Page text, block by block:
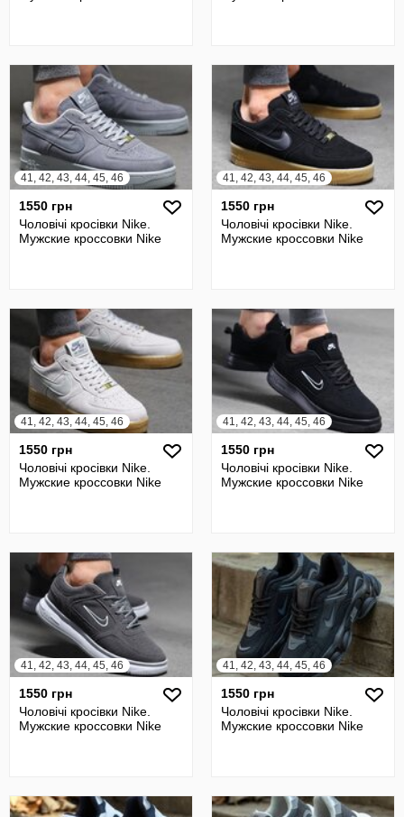
41, 42, 43, 44, 45, 46
1550 грн
Чоловічі кросівки Nike.
Мужские кроссовки Nike
41, 42, 43, 44, 45, 46
1550 грн
Чоловічі кросівки Nike.
Мужские кроссовки Nike
41, 42, 43, 44, 45, 46
1550 грн
Чоловічі кросівки Nike.
Мужские кроссовки Nike
41, 42, 43, 44, 45, 46
1550 грн
Чоловічі кросівки Nike.
Мужские кроссовки Nike
41, 42, 43, 44, 45, 46
1550 грн
Чоловічі кросівки Nike.
Мужские кроссовки Nike
41, 42, 43, 44, 45, 46
1550 грн
Чоловічі кросівки Nike.
Мужские кроссовки Nike